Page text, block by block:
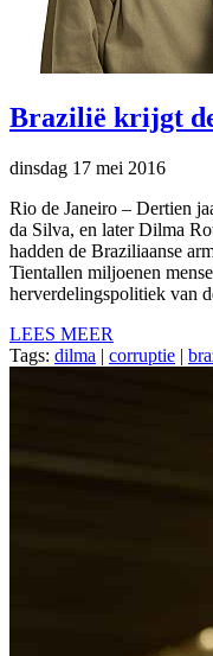
Brazilië krijgt
dinsdag 17 mei 2016
Rio de Janeiro – Dertien
da Silva, en later Dilma
hadden de Braziliaanse
Tientallen miljoenen
herverdelingspolitiek van
LEES MEER
Tags: dilma | corruptie |